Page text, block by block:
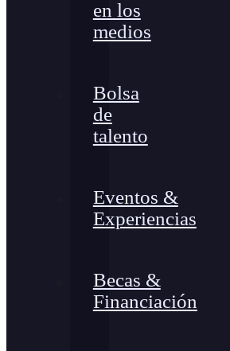
en los
medios
Bolsa
de
talento
Eventos &
Experiencias
Becas &
Financiación